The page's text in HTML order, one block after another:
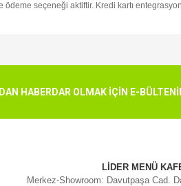
seçeneği aktiftir. Kredi kartı
görüntülenemiyor.
HABERDAR OLMAK İÇİN E-
LİDER MENÜ
Merkez-Showroom: Davutpaşa Cad.